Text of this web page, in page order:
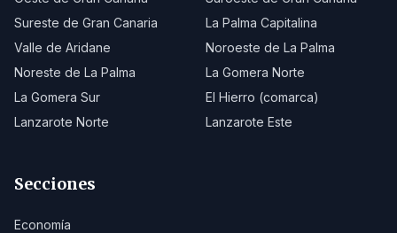
Sureste de Gran Canaria
La Palma Capitalina
Valle de Aridane
Noroeste de La Palma
Noreste de La Palma
La Gomera Norte
La Gomera Sur
El Hierro (comarca)
Lanzarote Norte
Lanzarote Este
Secciones
Economía